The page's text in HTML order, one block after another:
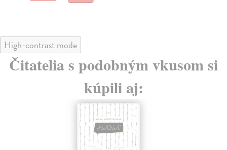
High-contrast mode
Čitatelia s podobným vkusom si
kúpili aj: